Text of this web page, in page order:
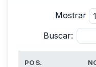
Mostrar
Buscar:
POS.